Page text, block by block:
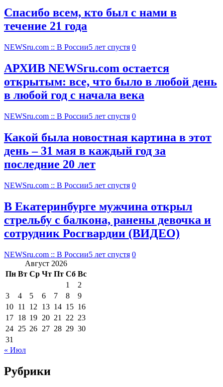
Спасибо всем, кто был с нами в
течение 21 года
NEWSru.com :: В России5 лет спустя 0
АРХИВ NEWSru.com остается
открытым: все, что было в любой день
в любой год с начала века
NEWSru.com :: В России5 лет спустя 0
Какой была новостная картина в этот
день – 31 мая в каждый год за
последние 20 лет
NEWSru.com :: В России5 лет спустя 0
В Екатеринбурге мужчина открыл
стрельбу с балкона, ранены девочка и
сотрудник Росгвардии (ВИДЕО)
NEWSru.com :: В России5 лет спустя 0
Август 2026
Пн Вт Ср Чт Пт Сб Вс
1
2
3
4 5 6 7 8
9
10 11 12 13 14 15 16
17 18 19 20 21 22 23
24 25 26 27 28 29 30
31
« Июл
Рубрики